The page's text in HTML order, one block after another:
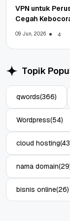
VPN untuk
Cegah
09 Jun, 2026 4
Topik
qwords(366)
Wordpress(54)
cloud hosting
nama domain
bisnis online(26)